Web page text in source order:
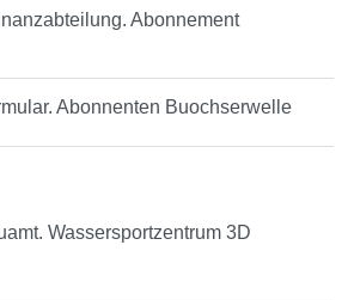
Abonnement
Abonnenten Buochserwelle
Wassersportzentrum 3D